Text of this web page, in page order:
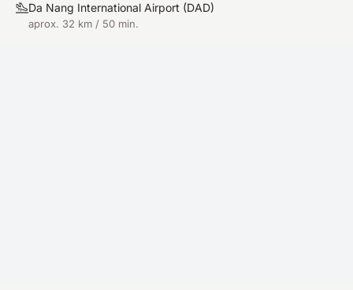
Da Nang International Airport (DAD)
aprox. 32 km / 50 min.